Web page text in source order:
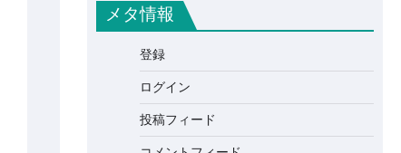
メタ情報
登録
ログイン
投稿フィード